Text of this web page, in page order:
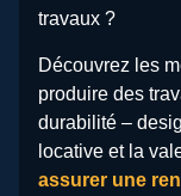
travaux ?
Découvrez les
produire des
durabilité –
locative et la
assurer une